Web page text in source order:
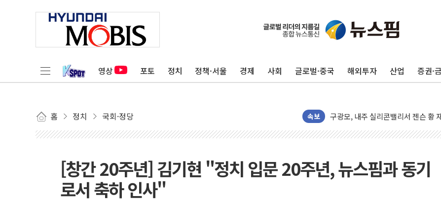
영상 포토 정치 정책·서울 경제 사회 글로벌·중국 해외투자 산업 증권·
홈 정치 국회·정당 속보
유럽증시, 견조한 실적 소화하며 대
뉴욕증시 개장 전 특징주...모더나·
김정관 장관 "영업이익 N% 성과급
청와대, 북한 단거리 탄도미사일 발
금값 7주 만에 최고…美 고용 둔화·
[창간 20주년] 김기현 "정치 입문 20주년, 뉴스핌과 동기
로서 축하 인사"